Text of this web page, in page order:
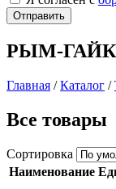
РЫМ-
Главная /Каталог /
Все товары
Сортировка
Наименование